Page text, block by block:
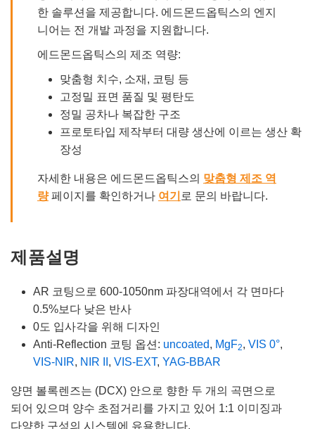
한 솔루션을 제공합니다. 에드몬드옵틱스의 엔지
니어는 전 개발 과정을 지원합니다.
에드몬드옵틱스의 제조 역량:
맞춤형 치수, 소재, 코팅 등
고정밀 표면 품질 및 평탄도
정밀 공차나 복잡한 구조
프로토타입 제작부터 대량 생산에 이르는 생산 확
장성
자세한 내용은 에드몬드옵틱스의 맞춤형 제조 역
량페이지를 확인하거나 여기 로 문의 바랍니다.
제품설명
AR 코팅으로 600-1050nm 파장대역에서 각 면마다
0.5%보다 낮은 반사
0도 입사각을 위해 디자인
Anti-Reflection 코팅 옵션: uncoated, MgF2, VIS 0°,
VIS-NIR, NIR II , VIS-EXT, YAG-BBAR
양면 볼록렌즈는 (DCX) 안으로 향한 두 개의 곡면으로
되어 있으며 양수 초점거리를 가지고 있어 1:1 이미징과
다양한 구성의 시스템에 유용합니다.